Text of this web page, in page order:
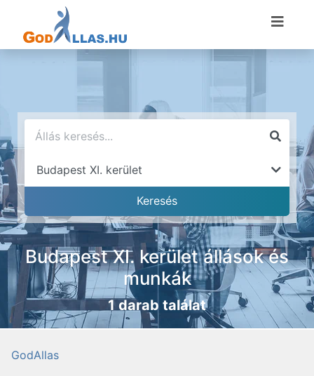
Budapest XI. kerület állások és
munkák
1 darab találat
GodAllas